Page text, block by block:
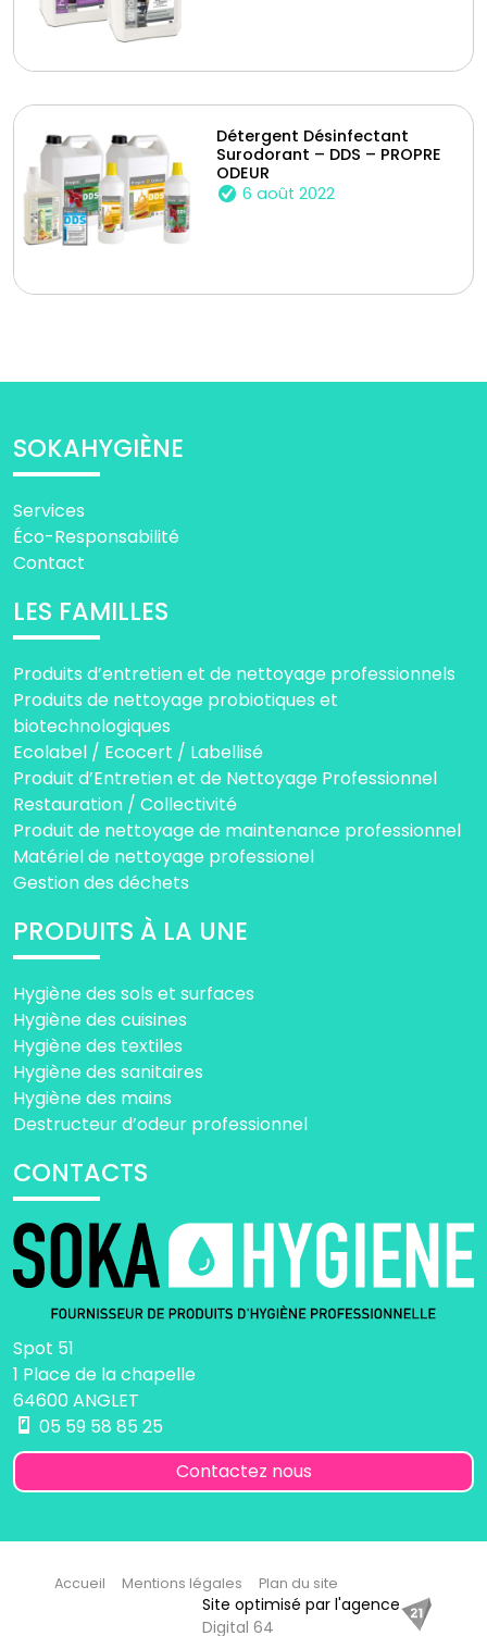
Détergent Désinfectant
Surodorant – DDS – PROPRE
ODEUR
6 août 2022
SOKAHYGIÈNE
Services
Éco-Responsabilité
Contact
LES FAMILLES
Produits d’entretien et de nettoyage professionnels
Produits de nettoyage probiotiques et
biotechnologiques
Ecolabel / Ecocert / Labellisé
Produit d’Entretien et de Nettoyage Professionnel
Restauration / Collectivité
Produit de nettoyage de maintenance professionnel
Matériel de nettoyage professionel
Gestion des déchets
PRODUITS À LA UNE
Hygiène des sols et surfaces
Hygiène des cuisines
Hygiène des textiles
Hygiène des sanitaires
Hygiène des mains
Destructeur d’odeur professionnel
CONTACTS
Spot 51
1 Place de la chapelle
64600 ANGLET
05 59 58 85 25
Contactez nous
Accueil Mentions légales Plan du site
Site optimisé par l'agence
Digital 64